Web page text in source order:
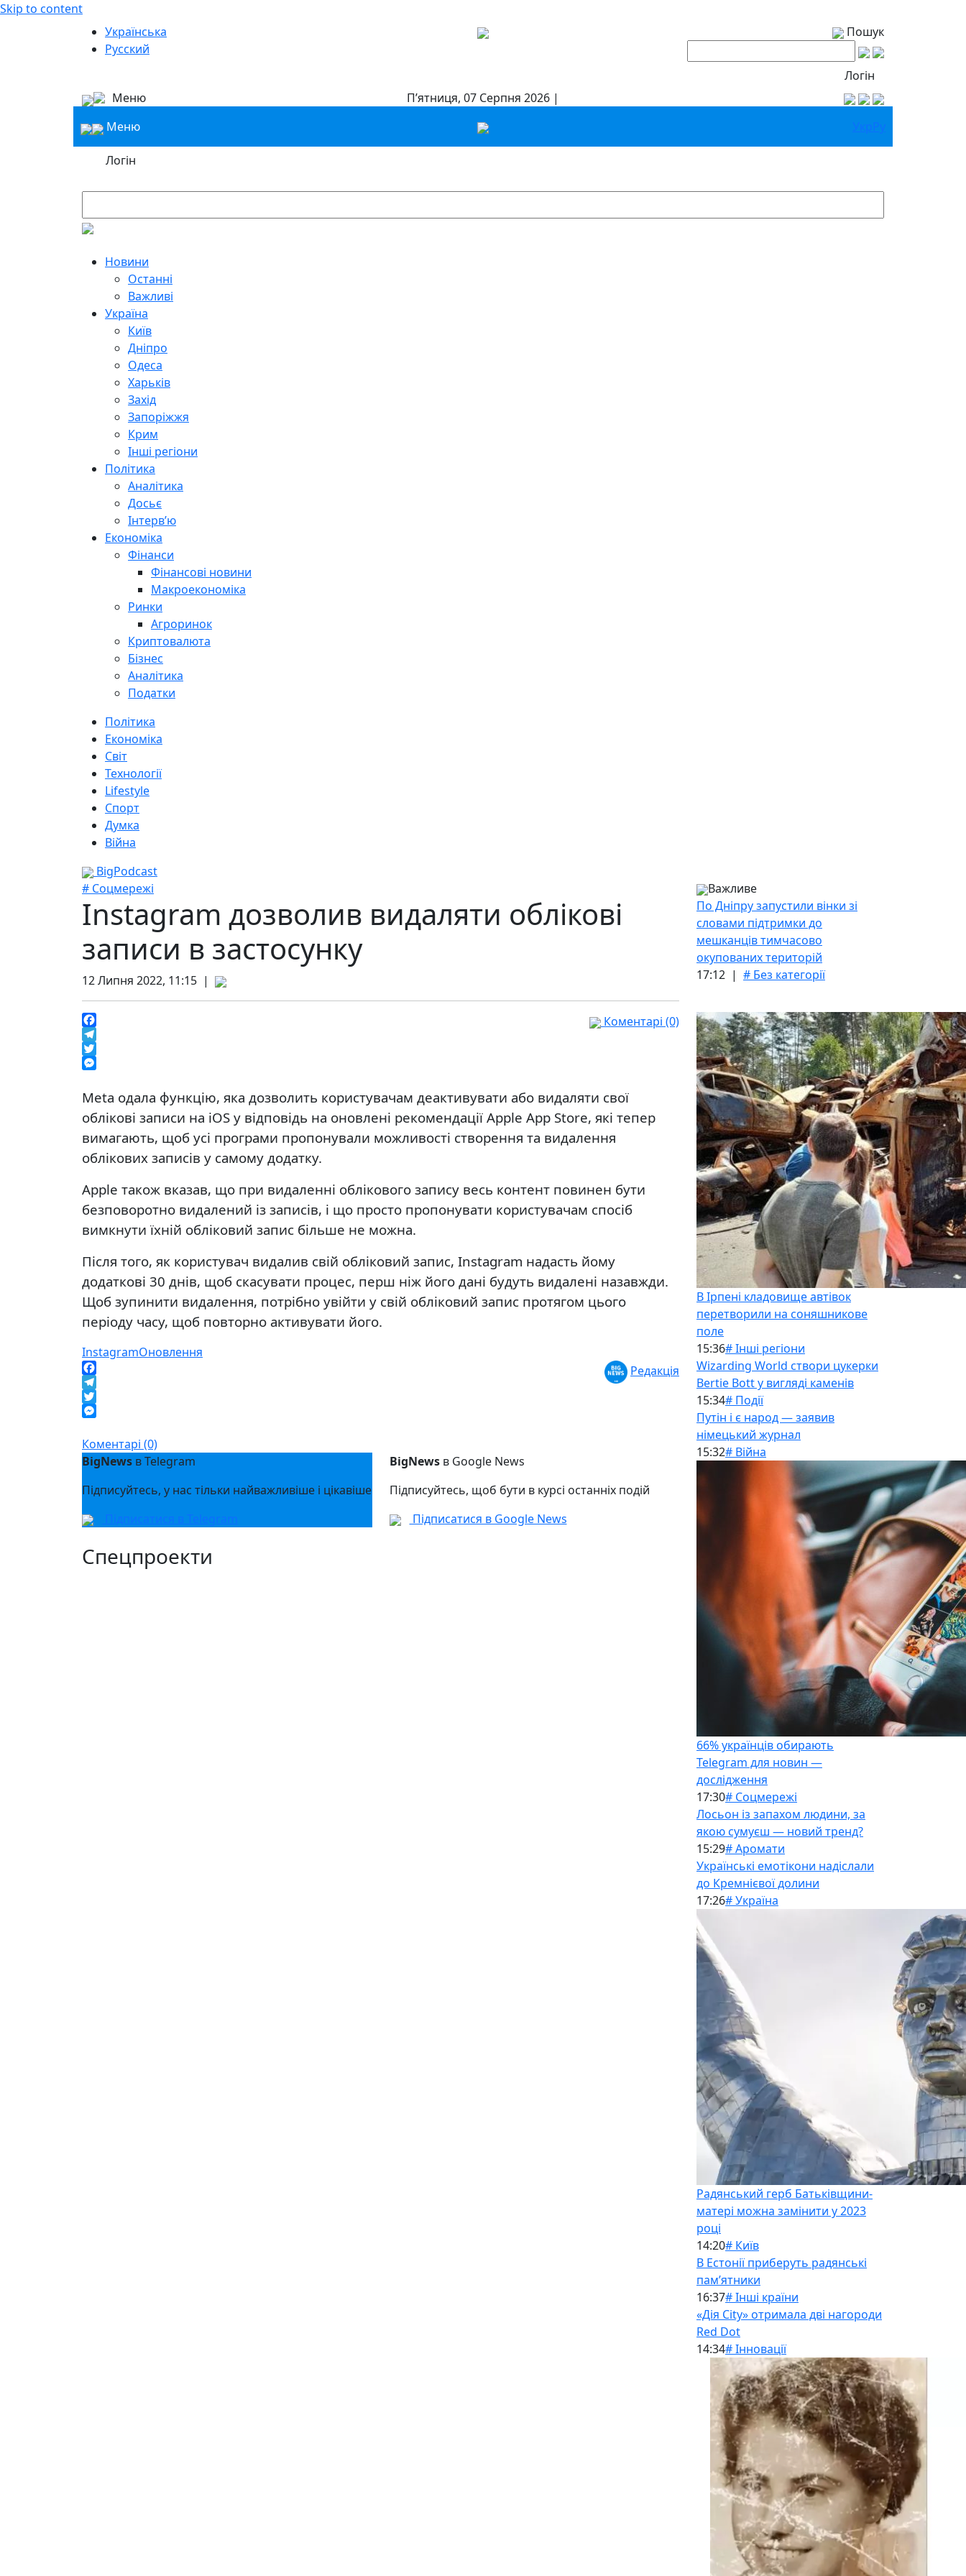
Skip to content
Українська
Русский
Пошук
Логін
Меню
П’ятниця, 07 Серпня 2026 |
Меню
УкрРу
Логін
Новини
Останні
Важливі
Україна
Київ
Дніпро
Одеса
Харьків
Захід
Запоріжжя
Крим
Інші регіони
Політика
Аналітика
Досьє
Інтерв’ю
Економіка
Фінанси
Фінансові новини
Макроекономіка
Ринки
Агроринок
Криптовалюта
Бізнес
Аналітика
Податки
Політика
Економіка
Світ
Технології
Lifestyle
Спорт
Думка
Війна
BigPodcast
# Соцмережі
Instagram дозволив видаляти облікові
записи в застосунку
12 Липня 2022, 11:15 |
Facebook
Telegram
Twitter
Коментарі (0)
Meta одала функцію, яка дозволить користувачам деактивувати або видаляти свої
облікові записи на iOS у відповідь на оновлені рекомендації Apple App Store, які тепер
вимагають, щоб усі програми пропонували можливості створення та видалення
облікових записів у самому додатку.
Apple також вказав, що при видаленні облікового запису весь контент повинен бути
безповоротно видалений із записів, і що просто пропонувати користувачам спосіб
вимкнути їхній обліковий запис більше не можна.
Після того, як користувач видалив свій обліковий запис, Instagram надасть йому
додаткові 30 днів, щоб скасувати процес, перш ніж його дані будуть видалені назавжди.
Щоб зупинити видалення, потрібно увійти у свій обліковий запис протягом цього
періоду часу, щоб повторно активувати його.
InstagramОновлення
Facebook
Telegram
Twitter
Редакція
Коментарі (0)
BigNews в Telegram
Підписуйтесь, у нас тільки найважливіше і цікавіше
Підписатися в Telegram
BigNewsв Google News
Підписуйтесь, щоб бути в курсі останніх подій
Підписатися в Google News
Спецпроекти
Важливе
По Дніпру запустили вінки зі
словами підтримки до
мешканців тимчасово
окупованих територій
17:12 | # Без категорії
В Ірпені кладовище автівок
перетворили на соняшникове
поле
15:36# Інші регіони
Wizarding World створи цукерки
Bertie Bott у вигляді каменів
15:34# Події
Путін і є народ — заявив
німецький журнал
15:32# Війна
66% українців обирають
Telegram для новин —
дослідження
17:30# Соцмережі
Лосьон із запахом людини, за
якою сумуєш — новий тренд?
15:29# Аромати
Українські емотікони надіслали
до Кремнієвої долини
17:26# Україна
Радянський герб Батьківщини-
матері можна замінити у 2023
році
14:20# Київ
В Естонії приберуть радянські
памʼятники
16:37# Інші країни
«Дія City» отримала дві нагороди
Red Dot
14:34# Інновації